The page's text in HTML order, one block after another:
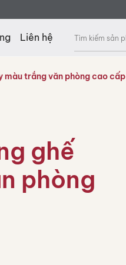
Liên hệ
kiếm
phẩm
màu trắng văn phòng cao cấp
ghế
phòng